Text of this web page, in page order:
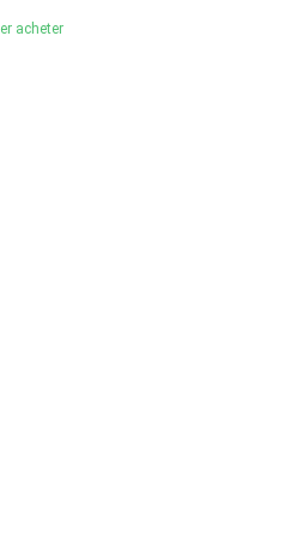
acheter